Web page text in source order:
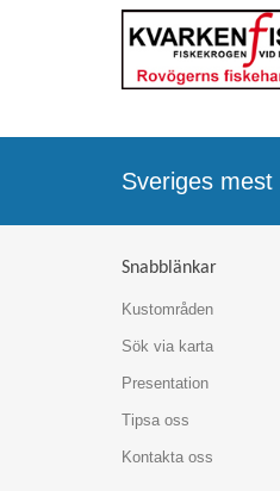
Sveriges
Snabblänkar
Kustområden
Sök via karta
Presentation
Tipsa oss
Kontakta oss